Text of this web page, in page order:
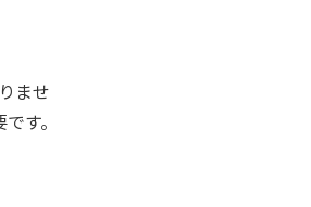
ませ
す。